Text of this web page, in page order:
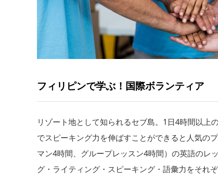
フィリピンで学ぶ！国際ボランティア
リゾート地として知られるセブ島。1日4時間以上
でスピーキング力を伸ばすことができると人気の
マン4時間、グループレッスン4時間）の英語のレ
グ・ライティング・スピーキング・語彙力をそれ